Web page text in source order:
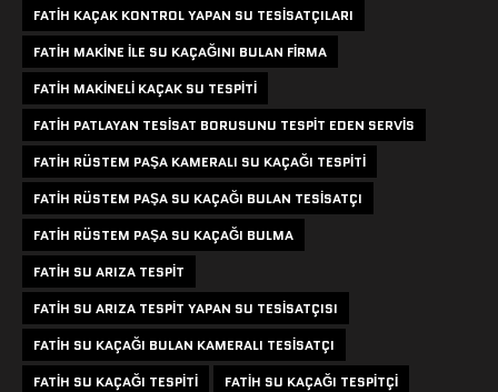
FATIH KAÇAK KONTROL YAPAN SU TESISATÇILARI
FATIH MAKINE ILE SU KAÇAĞINI BULAN FIRMA
FATIH MAKINELI KAÇAK SU TESPITI
FATIH PATLAYAN TESISAT BORUSUNU TESPIT EDEN SERVIS
FATIH RÜSTEM PAŞA KAMERALI SU KAÇAĞI TESPITI
FATIH RÜSTEM PAŞA SU KAÇAĞI BULAN TESISATÇI
FATIH RÜSTEM PAŞA SU KAÇAĞI BULMA
FATIH SU ARIZA TESPIT
FATIH SU ARIZA TESPIT YAPAN SU TESISATÇISI
FATIH SU KAÇAĞI BULAN KAMERALI TESISATÇI
FATIH SU KAÇAĞI TESPITI
FATIH SU KAÇAĞI TESPITÇI